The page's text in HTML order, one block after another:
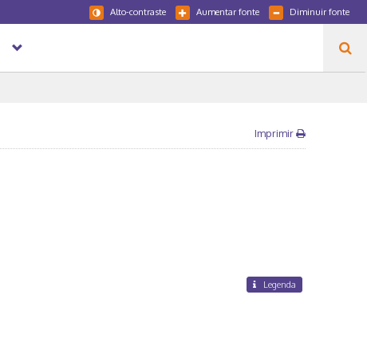
Diminuir fonte
Aumentar fonte
Alto-contraste
Imprimir
Legenda